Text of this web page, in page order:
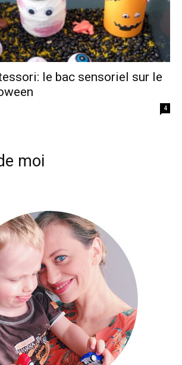
le bac sensoriel sur le
4
moi